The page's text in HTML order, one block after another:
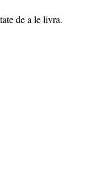
de a le livra.